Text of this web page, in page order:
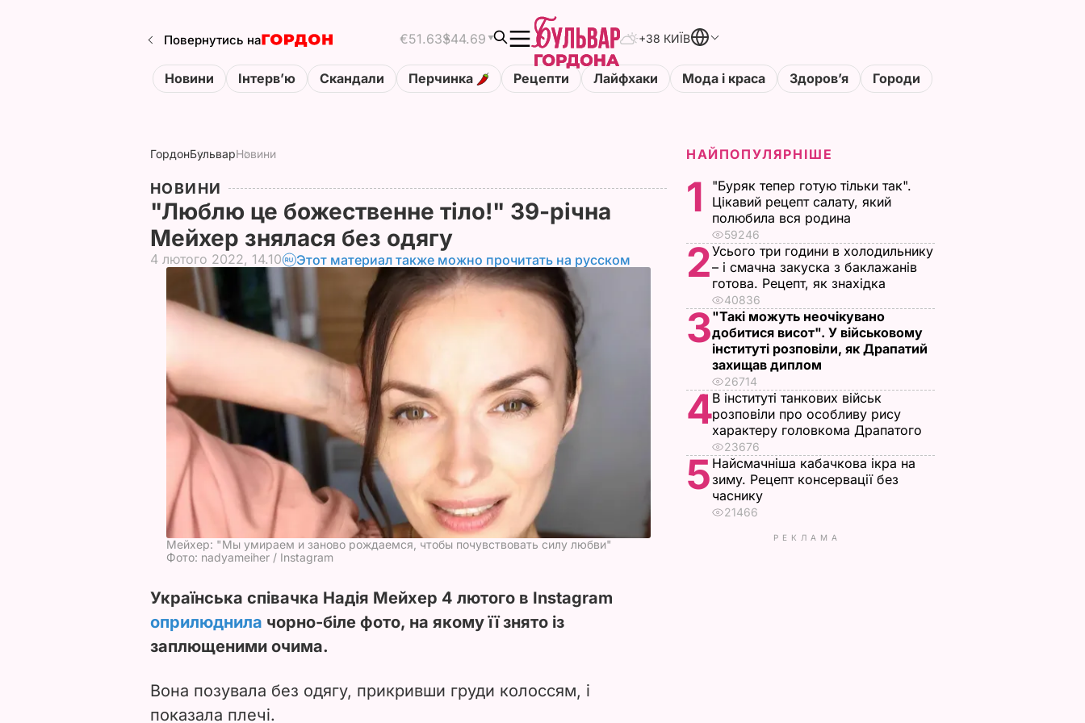
Повернутись на €51.63$44.69 +38 КИЇВ
Новини Інтервʼю Скандали Перчинка Рецепти Лайфхаки Мода і краса Здоровʼя Городи
ГордонБульварНовини
НОВИНИ
"Люблю це божественне тіло!" 39-річна
Мейхер знялася без одягу
4 лютого 2022, 14.10 Этот материал также можно прочитать на русском
Мейхер: "Мы умираем и заново рождаемся, чтобы почувствовать силу любви"
Фото: nadyameiher / Instagram
Українська співачка Надія Мейхер 4 лютого в Instagram
оприлюднила чорно-біле фото, на якому її знято із
заплющеними очима.
Вона позувала без одягу, прикривши груди колоссям, і
показала плечі.
НАЙПОПУЛЯРНІШЕ
1
"Буряк тепер готую тільки так".
Цікавий рецепт салату, який
полюбила вся родина
59246
2Усього три години в холодильнику
– і смачна закуска з баклажанів
готова. Рецепт, як знахідка
40836
3"Такі можуть неочікувано
добитися висот". У військовому
інституті розповіли, як Драпатий
захищав диплом
26714
4В інституті танкових військ
розповіли про особливу рису
характеру головкома Драпатого
23676
5 Найсмачніша кабачкова ікра на
зиму. Рецепт консервації без
часнику
21466
РЕКЛАМА